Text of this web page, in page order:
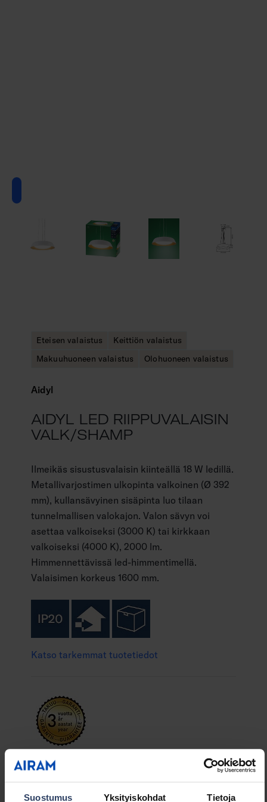
Suostumus Yksityiskohdat Tietoja
Eteisen valaistus
Keittiön valaistus
Makuuhuoneen valaistus
Olohuoneen valaistus
Aidyl
AIDYL LED RIIPPUVALAISIN
VALK/SHAMP
Ilmeikäs sisustusvalaisin kiinteällä 18 W ledillä.
Metallivarjostimen ulkopinta valkoinen (Ø 392
mm), kullansävyinen sisäpinta luo tilaan
tunnelmallisen valokajon. Valon sävyn voi
asettaa valkoiseksi (3000 K) tai kirkkaan
valkoiseksi (4000 K), 2000 lm.
Himmennettävissä led-himmentimellä.
Valaisimen korkeus 1600 mm.
Katso tarkemmat tuotetiedot
Ilmeikäs riippuvalaisin tuo kotiisi luonnetta ja
tyyliä. Valaisimessa on paljon valoa antava